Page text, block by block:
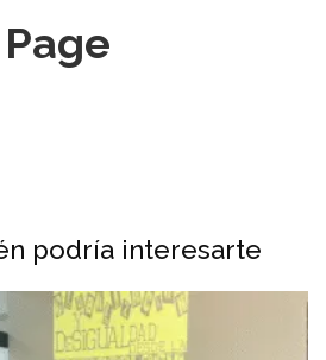
podría interesarte